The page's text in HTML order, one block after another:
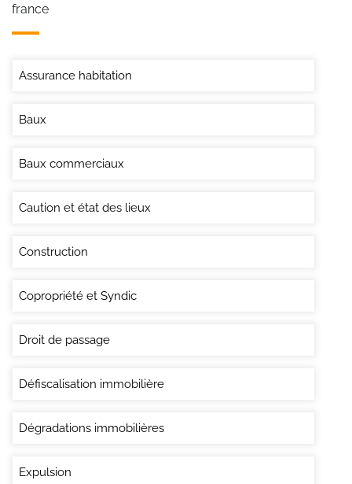
france
Assurance habitation
Baux
Baux commerciaux
Caution et état des lieux
Construction
Copropriété et Syndic
Droit de passage
Défiscalisation immobilière
Dégradations immobilières
Expulsion